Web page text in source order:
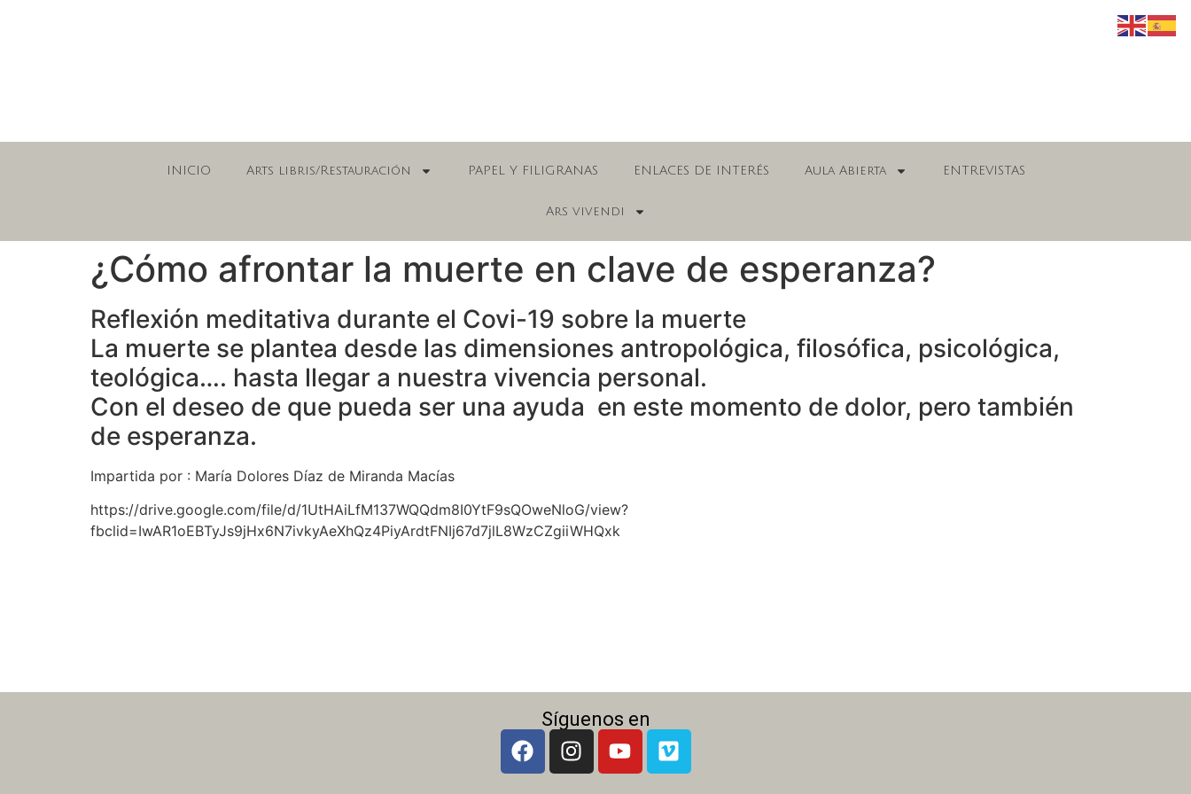
INICIO Arts libris/Restauración PAPEL Y FILIGRANAS ENLACES DE INTERÉS Aula Abierta ENTREVISTAS
Ars vivendi
¿Cómo afrontar la muerte en clave de esperanza?
Reflexión meditativa durante el Covi-19 sobre la muerte
La muerte se plantea desde las dimensiones antropológica, filosófica, psicológica,
teológica…. hasta llegar a nuestra vivencia personal.
Con el deseo de que pueda ser una ayuda en este momento de dolor, pero también
de esperanza.
Impartida por : María Dolores Díaz de Miranda Macías
https://drive.google.com/file/d/1UtHAiLfM137WQQdm8I0YtF9sQOweNloG/view?
fbclid=IwAR1oEBTyJs9jHx6N7ivkyAeXhQz4PiyArdtFNIj67d7jlL8WzCZgiiWHQxk
Síguenos en